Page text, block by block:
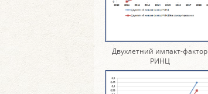
Двухлетний импакт-фактор
РИНЦ